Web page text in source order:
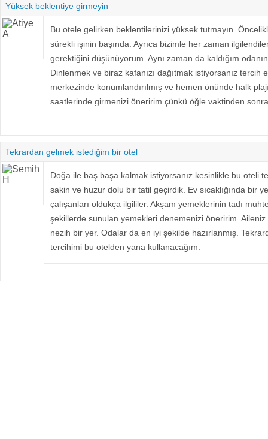
Yüksek beklentiye girmeyin
Bu otele gelirken beklentilerinizi yüksek tutmayın.
sürekli işinin başında. Ayrıca bizimle her zaman
gerektiğini düşünüyorum. Aynı zaman da kaldığım
Dinlenmek ve biraz kafanızı dağıtmak istiyorsanız tercih
merkezinde konumlandırılmış ve hemen önünde halk
saatlerinde girmenizi öneririm çünkü öğle vaktinden
Tekrardan gelmek istediğim bir otel
Doğa ile baş başa kalmak istiyorsanız kesinlikle bu oteli
sakin ve huzur dolu bir tatil geçirdik. Ev sıcaklığında bir
çalışanları oldukça ilgililer. Akşam yemeklerinin tadı
şekillerde sunulan yemekleri denemenizi öneririm.
nezih bir yer. Odalar da en iyi şekilde hazırlanmış.
tercihimi bu otelden yana kullanacağım.